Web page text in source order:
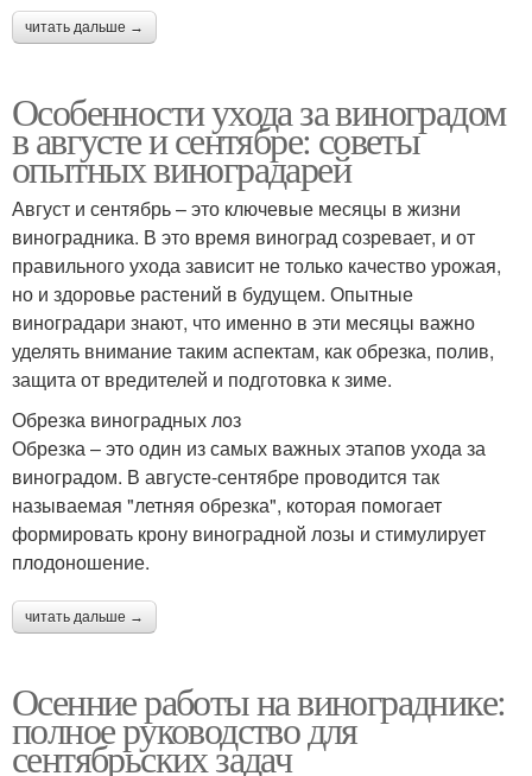
читать дальше →
Особенности ухода за виноградом
в августе и сентябре: советы
опытных виноградарей
Август и сентябрь – это ключевые месяцы в жизни
виноградника. В это время виноград созревает, и от
правильного ухода зависит не только качество урожая,
но и здоровье растений в будущем. Опытные
виноградари знают, что именно в эти месяцы важно
уделять внимание таким аспектам, как обрезка, полив,
защита от вредителей и подготовка к зиме.
Обрезка виноградных лоз
Обрезка – это один из самых важных этапов ухода за
виноградом. В августе-сентябре проводится так
называемая "летняя обрезка", которая помогает
формировать крону виноградной лозы и стимулирует
плодоношение.
читать дальше →
Осенние работы на винограднике:
полное руководство для
сентябрьских задач